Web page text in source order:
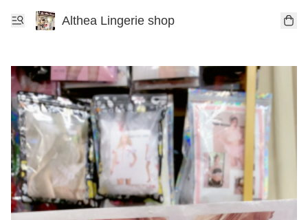
Althea Lingerie shop